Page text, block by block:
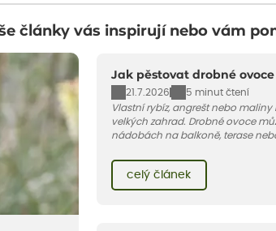
články vás inspirují nebo vám
Jak pěstovat drobné
21.7.2026
5 minut čtení
Vlastní rybíz, angrešt nebo
velkých zahrad. Drobné ovoce
nádobách na balkoně, terase
pár základních pravidel. V tomto
celý článek